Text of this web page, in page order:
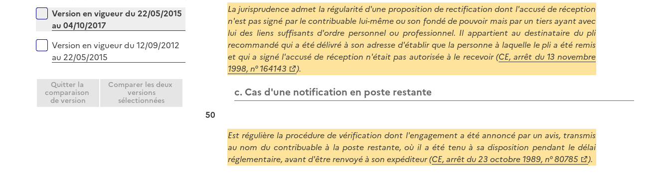
Version en vigueur du 22/05/2015
au 04/10/2017
Version en vigueur du 12/09/2012
au 22/05/2015
Quitter la
comparaison
de version
Comparer les deux
versions
sélectionnées
La jurisprudence admet la régularité d'une proposition de rectification dont l'accusé de réception
n'est pas signé par le contribuable lui-même ou son fondé de pouvoir mais par un tiers ayant avec
lui des liens suffisants d'ordre personnel ou professionnel. Il appartient au destinataire du pli
recommandé qui a été délivré à son adresse d'établir que la personne à laquelle le pli a été remis
et qui a signé l'accusé de réception n'était pas autorisée à le recevoir (CE, arrêt du 13 novembre
1998, n° 164143
).
c. Cas d'une notification en poste restante
50
Est régulière la procédure de vérification dont l'engagement a été annoncé par un avis, transmis
au nom du contribuable à la poste restante, où il a été tenu à sa disposition pendant le délai
réglementaire, avant d'être renvoyé à son expéditeur (CE, arrêt du 23 octobre 1989, n° 80785 ).